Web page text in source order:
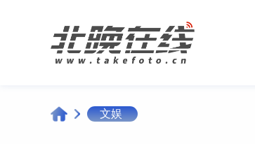
文娱